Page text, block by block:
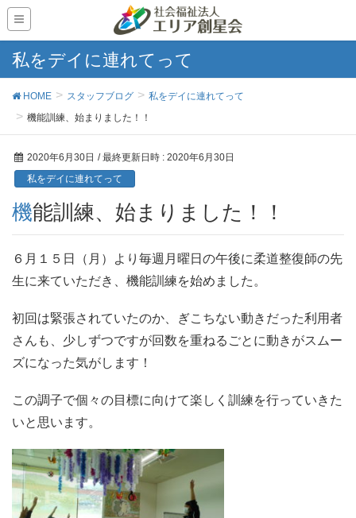
私をデイに連れてって
HOME スタッフブログ
私をデイに連れてって
機能訓練、始まりました！！
2020年6月30日 / 最終更新日時 : 2020年6月30日
私をデイに連れてって
機能訓練、始まりました！！
６月１５日（月）より毎週月曜日の午後に柔道整復師の先
生に来ていただき、機能訓練を始めました。
初回は緊張されていたのか、ぎこちない動きだった利用者
さんも、少しずつですが回数を重ねるごとに動きがスムー
ズになった気がします！
この調子で個々の目標に向けて楽しく訓練を行っていきた
いと思います。